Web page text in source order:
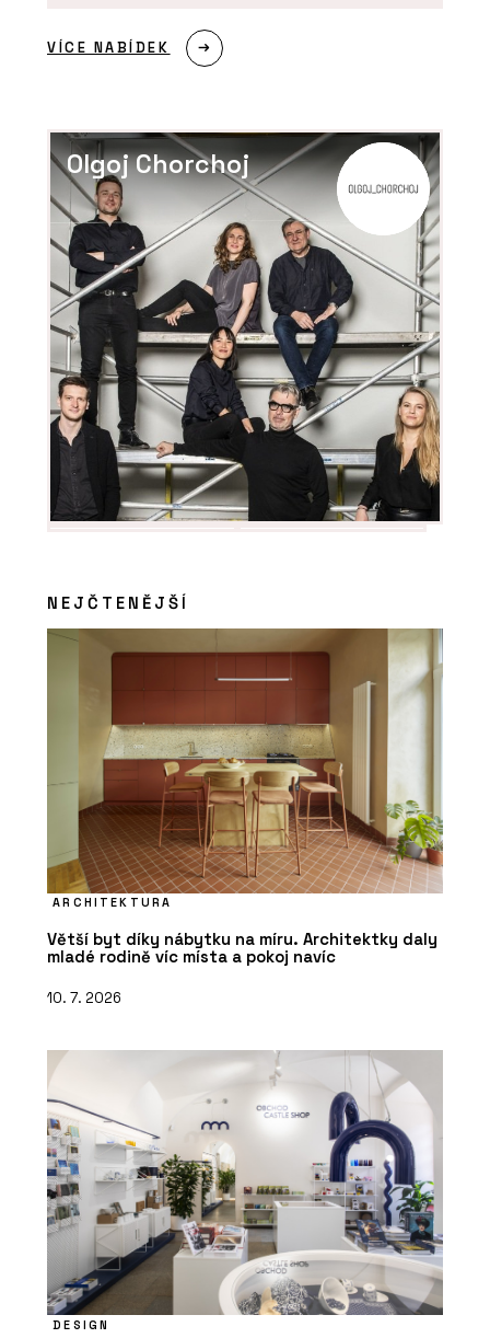
VÍCE NABÍDEK
Olgoj Chorchoj
NEJČTENĚJŠÍ
ARCHITEKTURA
Větší byt díky nábytku na míru. Architektky daly
mladé rodině víc místa a pokoj navíc
10. 7. 2026
DESIGN